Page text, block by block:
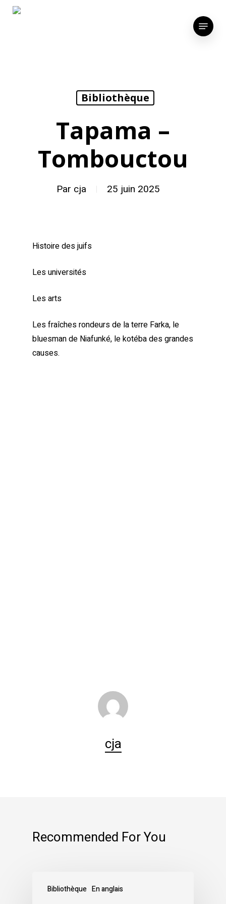
Skip
Menu
Bibliothèque
Tapama –
Tombouctou
Par cja 25 juin 2025
Histoire des juifs
Les universités
Les arts
Les fraîches rondeurs de la terre Farka, le
bluesman de Niafunké, le kotéba des grandes
causes.
cja
Recommended For You
Bibliothèque En anglais